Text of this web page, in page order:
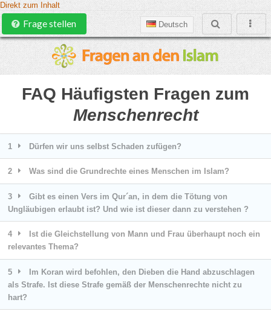
Direkt zum Inhalt
Deutsch
Frage stellen
FAQ Häufigsten Fragen zum
Menschenrecht
1 Dürfen wir uns selbst Schaden zufügen?
2 Was sind die Grundrechte eines Menschen im Islam?
3
Gibt es einen Vers im Qur´an, in dem die Tötung von
Ungläubigen erlaubt ist? Und wie ist dieser dann zu verstehen ?
4
Ist die Gleichstellung von Mann und Frau überhaupt noch ein
relevantes Thema?
5
Im Koran wird befohlen, den Dieben die Hand abzuschlagen
als Strafe. Ist diese Strafe gemäß der Menschenrechte nicht zu
hart?